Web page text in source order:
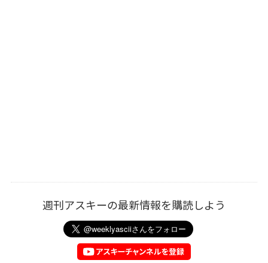
週刊アスキーの最新情報を購読しよう